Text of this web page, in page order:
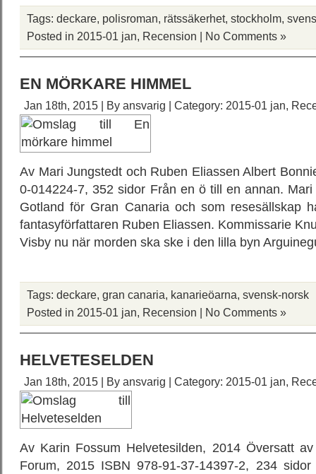
Tags: deckare, polisroman, rätssäkerhet, stockholm,
Posted in 2015-01 jan, Recension | No Comments »
EN MÖRKARE HIMMEL
Jan 18th, 2015 | By ansvarig | Category: 2015-01 jan,
Av Mari Jungstedt och Ruben Eliassen Albert
0-014224-7, 352 sidor Från en ö till en annan.
Gotland för Gran Canaria och som resesällskap
fantasyförfattaren Ruben Eliassen. Kommissarie
Visby nu när morden ska ske i den lilla byn
Tags: deckare, gran canaria, kanarieöarna, svensk-norsk
Posted in 2015-01 jan, Recension | No Comments »
HELVETESELDEN
Jan 18th, 2015 | By ansvarig | Category: 2015-01 jan,
Av Karin Fossum Helvetesilden, 2014 Översatt
Forum, 2015 ISBN 978-91-37-14397-2, 234 sidor